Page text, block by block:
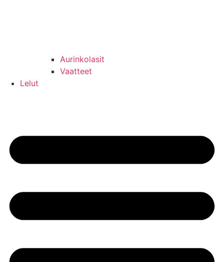
Aurinkolasit
Vaatteet
Lelut